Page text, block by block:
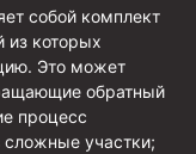
собой комплект
из которых
Это может
обратный
процесс
участки;